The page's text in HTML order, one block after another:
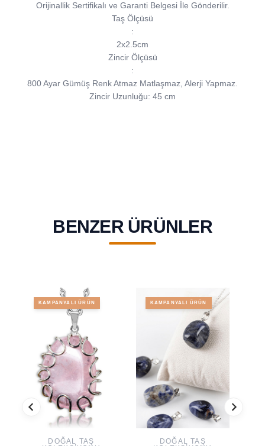
Orijinallik Sertifikalı ve Garanti Belgesi İle Gönderilir.
Taş Ölçüsü
:
2x2.5cm
Zincir Ölçüsü
:
800 Ayar Gümüş Renk Atmaz Matlaşmaz, Alerji Yapmaz.
Zincir Uzunluğu: 45 cm
BENZER ÜRÜNLER
KAMPANYALI ÜRÜN
DOĞAL TAŞ
KAMPANYALI ÜRÜN
DOĞAL TAŞ